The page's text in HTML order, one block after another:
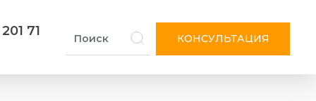
71
КОНСУЛЬТАЦИЯ